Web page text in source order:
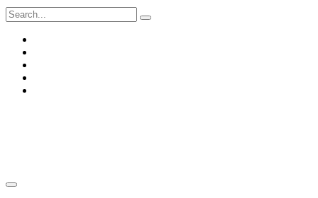
Search
for: